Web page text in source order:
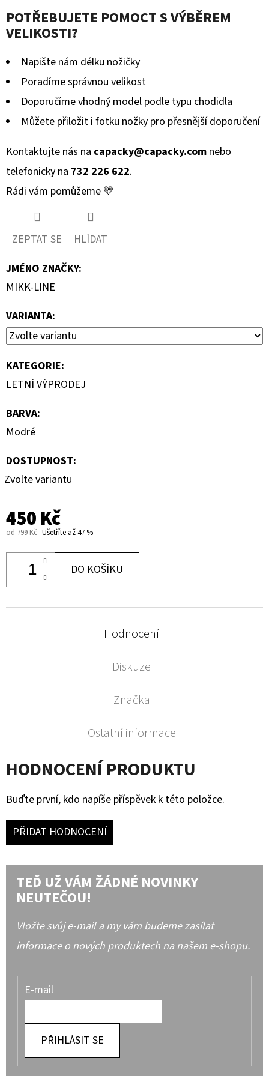
POTŘEBUJETE POMOCT S VÝBĚREM
VELIKOSTI?
Napište nám délku nožičky
Poradíme správnou velikost
Doporučíme vhodný model podle typu chodidla
Můžete přiložit i fotku nožky pro přesnější doporučení
Kontaktujte nás na capacky@capacky.com nebo
telefonicky na 732 226 622.
Rádi vám pomůžeme 💛
ZEPTAT SE
HLÍDAT
JMÉNO ZNAČKY:
MIKK-LINE
VARIANTA:
KATEGORIE:
LETNÍ VÝPRODEJ
BARVA:
Modré
DOSTUPNOST:
Zvolte variantu
450 Kč
od 799 Kč Ušetříte až 47 %
DO KOŠÍKU
Hodnocení
Diskuze
Značka
Ostatní informace
HODNOCENÍ PRODUKTU
Buďte první, kdo napíše příspěvek k této položce.
PŘIDAT HODNOCENÍ
TEĎ UŽ VÁM ŽÁDNÉ NOVINKY
NEUTEČOU!
Vložte svůj e-mail a my vám budeme zasílat
informace o nových produktech na našem e-shopu.
E-mail
PŘIHLÁSIT SE